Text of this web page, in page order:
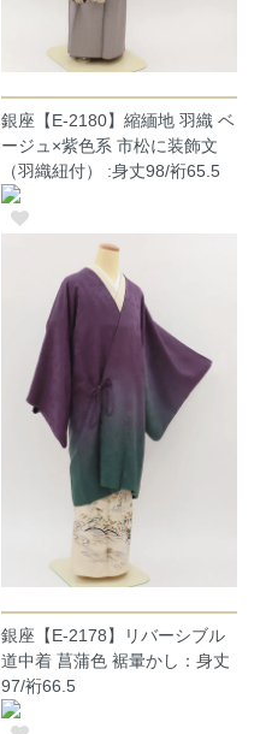
銀座【E-2180】縮緬地 羽織 ベ
ージュ×紫色系 市松に装飾文
（羽織紐付） :身丈98/裄65.5
銀座【E-2178】リバーシブル
道中着 菖蒲色 裾暈かし：身丈
97/裄66.5